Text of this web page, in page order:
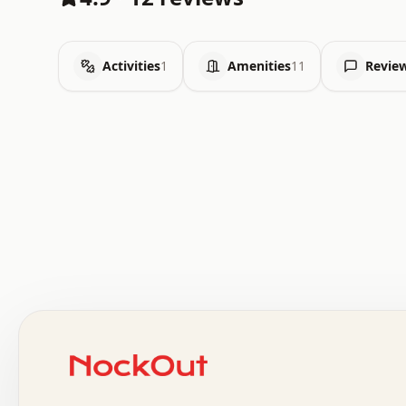
Activities1 Amenities11
.   +   .   .   o   .   .   .   .   .   .   :   .
.   .   .   o   .   .   .   .   .   .   .   .   x   .